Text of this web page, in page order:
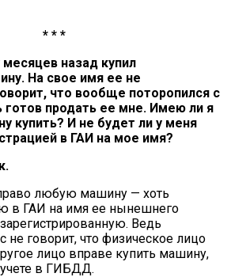
* * *
назад купил
На свое имя ее не
что вообще поторопился с
готов продать ее мне. Имею ли я
купить? И не будет ли у меня
в ГАИ на мое имя?
любую машину — хоть
в ГАИ на имя ее нынешнего
Ведь
не говорит, что физическое лицо
лицо вправе купить машину,
в ГИБДД.